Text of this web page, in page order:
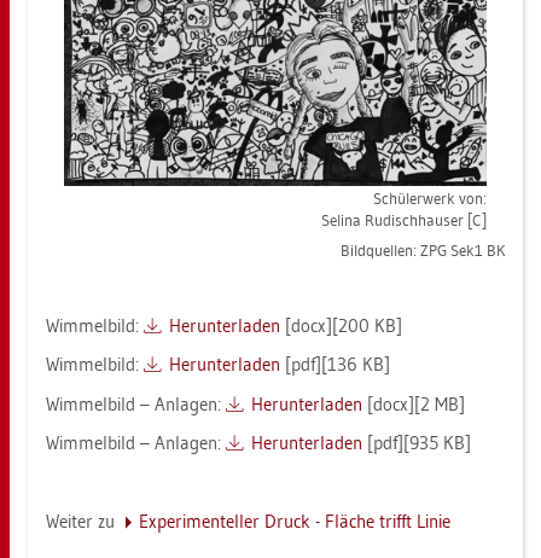
Schü­ler­werk von:
Se­li­na Ru­disch­hau­ser [C]
Bild­quel­len: ZPG Sek1 BK
Wim­mel­bild: Her­un­ter­la­den [docx][200 KB]
Wim­mel­bild:
Her­un­ter­la­den [pdf][136 KB]
Wim­mel­bild – An­la­gen:
Her­un­ter­la­den [docx][2 MB]
Wim­mel­bild – An­la­gen:
Her­un­ter­la­den [pdf][935 KB]
Wei­ter zu Ex­pe­ri­men­tel­ler Druck - Flä­che trifft Linie